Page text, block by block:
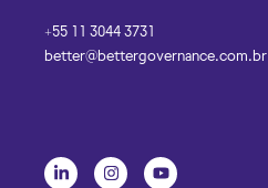
+55 11 3044 3731
better@bettergovernance.com.br